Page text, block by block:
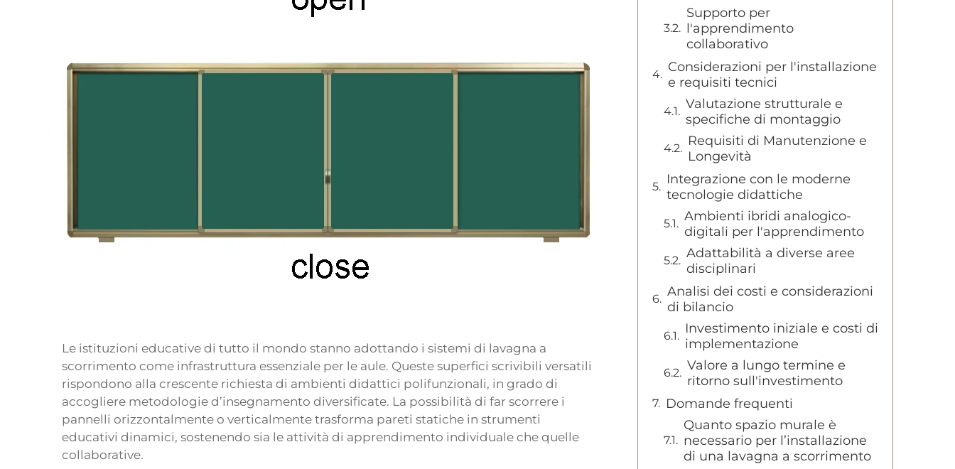
Le istituzioni educative di tutto il mondo stanno adottando i sistemi di lavagna a
scorrimento come infrastruttura essenziale per le aule. Queste superfici scrivibili versatili
rispondono alla crescente richiesta di ambienti didattici polifunzionali, in grado di
accogliere metodologie d’insegnamento diversificate. La possibilità di far scorrere i
pannelli orizzontalmente o verticalmente trasforma pareti statiche in strumenti
educativi dinamici, sostenendo sia le attività di apprendimento individuale che quelle
collaborative.
Supporto per
l'apprendimento
collaborativo
Considerazioni per l'installazione
e requisiti tecnici
Valutazione strutturale e
specifiche di montaggio
Requisiti di Manutenzione e
Longevità
Integrazione con le moderne
tecnologie didattiche
Ambienti ibridi analogico-
digitali per l'apprendimento
Adattabilità a diverse aree
disciplinari
Analisi dei costi e considerazioni
di bilancio
Investimento iniziale e costi di
implementazione
Valore a lungo termine e
ritorno sull'investimento
Domande frequenti
Quanto spazio murale è
necessario per l’installazione
di una lavagna a scorrimento